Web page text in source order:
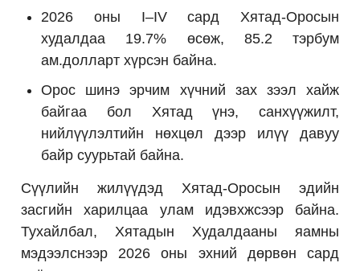
2026 оны I–IV сард Хятад-Оросын
худалдаа 19.7% өсөж, 85.2 тэрбум
ам.долларт хүрсэн байна.
Орос шинэ эрчим хүчний зах зээл хайж
байгаа бол Хятад үнэ, санхүүжилт,
нийлүүлэлтийн нөхцөл дээр илүү давуу
байр суурьтай байна.
Сүүлийн жилүүдэд Хятад-Оросын эдийн
засгийн харилцаа улам идэвхжсээр байна.
Тухайлбал, Хятадын Худалдааны яамны
мэдээлснээр 2026 оны эхний дөрвөн сард